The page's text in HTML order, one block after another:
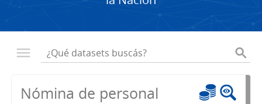
Nómina de personal